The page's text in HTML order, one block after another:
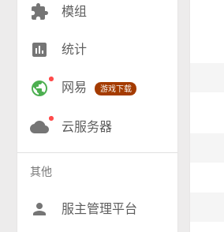
RPG(206)
小游戏(17)
神奇宝贝(27)
工业(10)
extension 模组
insert_chart 统计
public 网易 游戏下载
cloud 云服务器
其他
person 服主管理平台